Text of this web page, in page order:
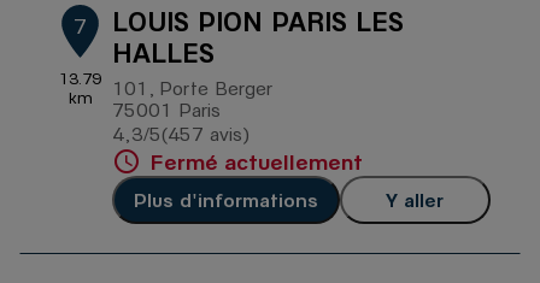
7
13.79
km
LOUIS PION PARIS LES
HALLES
101, Porte Berger
75001 Paris
4,3/5 Note de 4.3 sur 5
(457 avis)
Fermé actuellement
Plus d'informations Y aller